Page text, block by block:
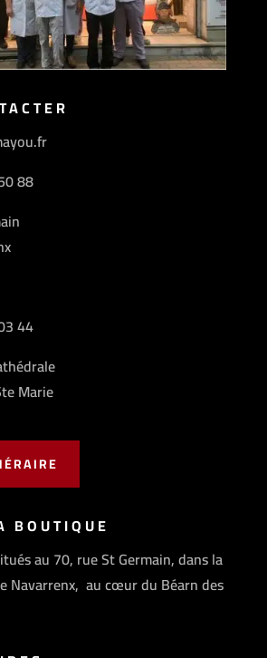
88
44
Marie
BOUTIQUE
au 70, rue St Germain, dans la
Navarrenx, au cœur du Béarn des